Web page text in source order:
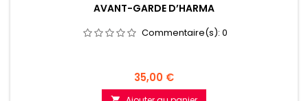
AVANT-GARDE D’HARMA
Commentaire(s): 0
Prix
35,00 €